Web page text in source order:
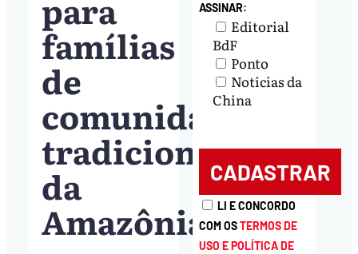
famílias
de
comunidades
tradicionais
da
Amazônia
ASSINAR:
Editorial
BdF
Ponto
Notícias da
China
LI E CONCORDO
COM OSTERMOS DE
USO E POLÍTICA DE